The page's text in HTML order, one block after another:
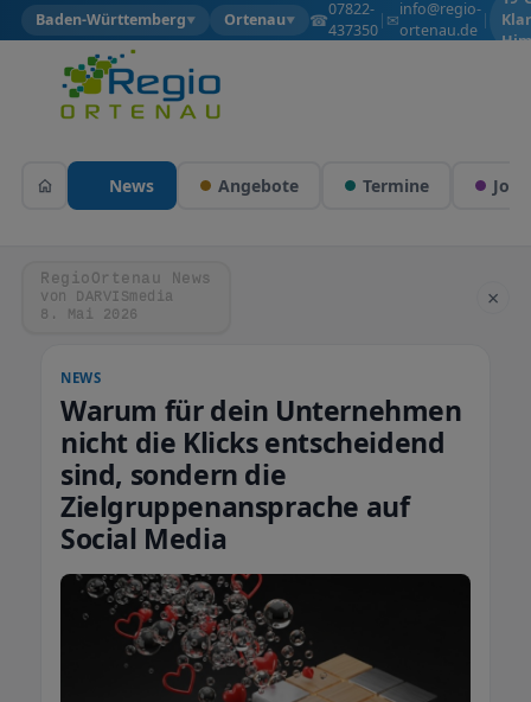
Baden-Württemberg▼ Ortenau▼ ☎07822-
437350
| ✉info@regio-
ortenau.de
|
News Angebote Termine Jobs
RegioOrtenau News
von DARVISmedia
8. Mai 2026
×
NEWS
Warum für dein Unternehmen
nicht die Klicks entscheidend
sind, sondern die
Zielgruppenansprache auf
Social Media